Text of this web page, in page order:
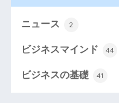
ニュース 2
ビジネスマインド 44
ビジネスの基礎 41